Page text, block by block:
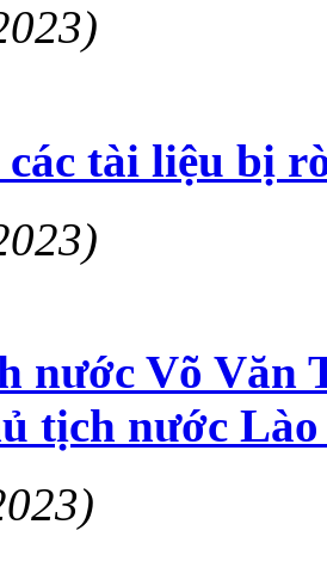
tài liệu bị
nước Võ Văn
tịch nước